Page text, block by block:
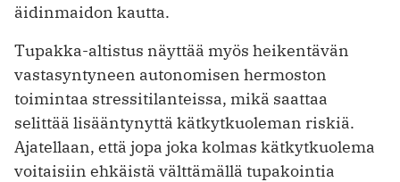
äidinmaidon kautta.
Tupakka-altistus näyttää myös heikentävän
vastasyntyneen autonomisen hermoston
toimintaa stressitilanteissa, mikä saattaa
selittää lisääntynyttä kätkytkuoleman riskiä.
Ajatellaan, että jopa joka kolmas kätkytkuolema
voitaisiin ehkäistä välttämällä tupakointia